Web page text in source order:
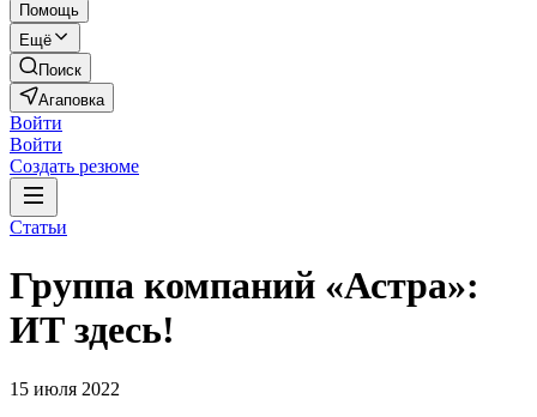
Помощь
Ещё
Поиск
Агаповка
Войти
Войти
Создать резюме
Статьи
Группа компаний «Астра»:
ИТ здесь!
15 июля 2022